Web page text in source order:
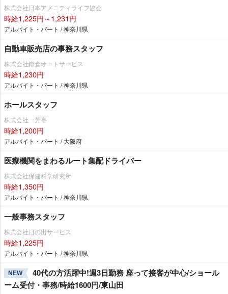
株式会社日本アメニティライフ協会
時給1,225円～1,231円
アルバイト・パート / 神奈川県
自動車販売店の事務スタッフ
株式会社鎌倉オートサービス
時給1,230円
アルバイト・パート / 神奈川県
ホールスタッフ
株式会社一芳亭
時給1,200円
アルバイト・パート / 大阪府
医療機関をまわるルート集配ドライバー
株式会社保健科学研究所
時給1,350円
アルバイト・パート / 神奈川県
一般事務スタッフ
株式会社日の出サービス
時給1,225円
アルバイト・パート / 神奈川県
NEW
40代の方活躍中!週3日勤務 座って接客が中心/ショール
ーム受付・事務/時給1600円/東山田